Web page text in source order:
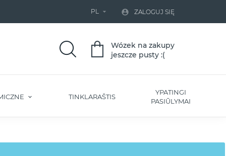
PL   ZALOGUJ SIĘ
Wózek na zakupy
jeszcze pusty :(
TINKLARAŠTIS
YPATINGI
PASIŪLYMAI